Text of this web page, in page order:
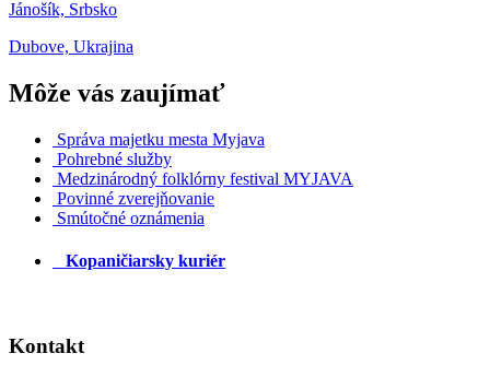
Jánošík, Srbsko
Dubove, Ukrajina
Môže vás zaujímať
Správa majetku mesta Myjava
Pohrebné služby
Medzinárodný folklórny festival MYJAVA
Povinné zverejňovanie
Smútočné oznámenia
Kopaničiarsky kuriér
Kontakt